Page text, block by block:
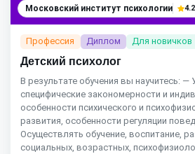
Московский институт психологии 4.2
Профессия Диплом Для новичков
Детский психолог
В результате обучения вы научитесь: —
специфические закономерности и
особенности психического и
развития, особенности регуляции
Осуществлять обучение, воспитание,
социальных, возрастных,